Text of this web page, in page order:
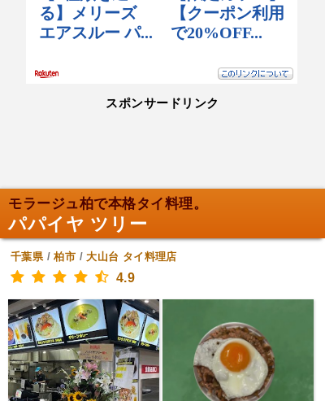
スポンサードリンク
モラージュ柏で本格タイ料理。
パパイヤ ツリー
千葉県/柏市 /大山台 タイ料理店
4.9